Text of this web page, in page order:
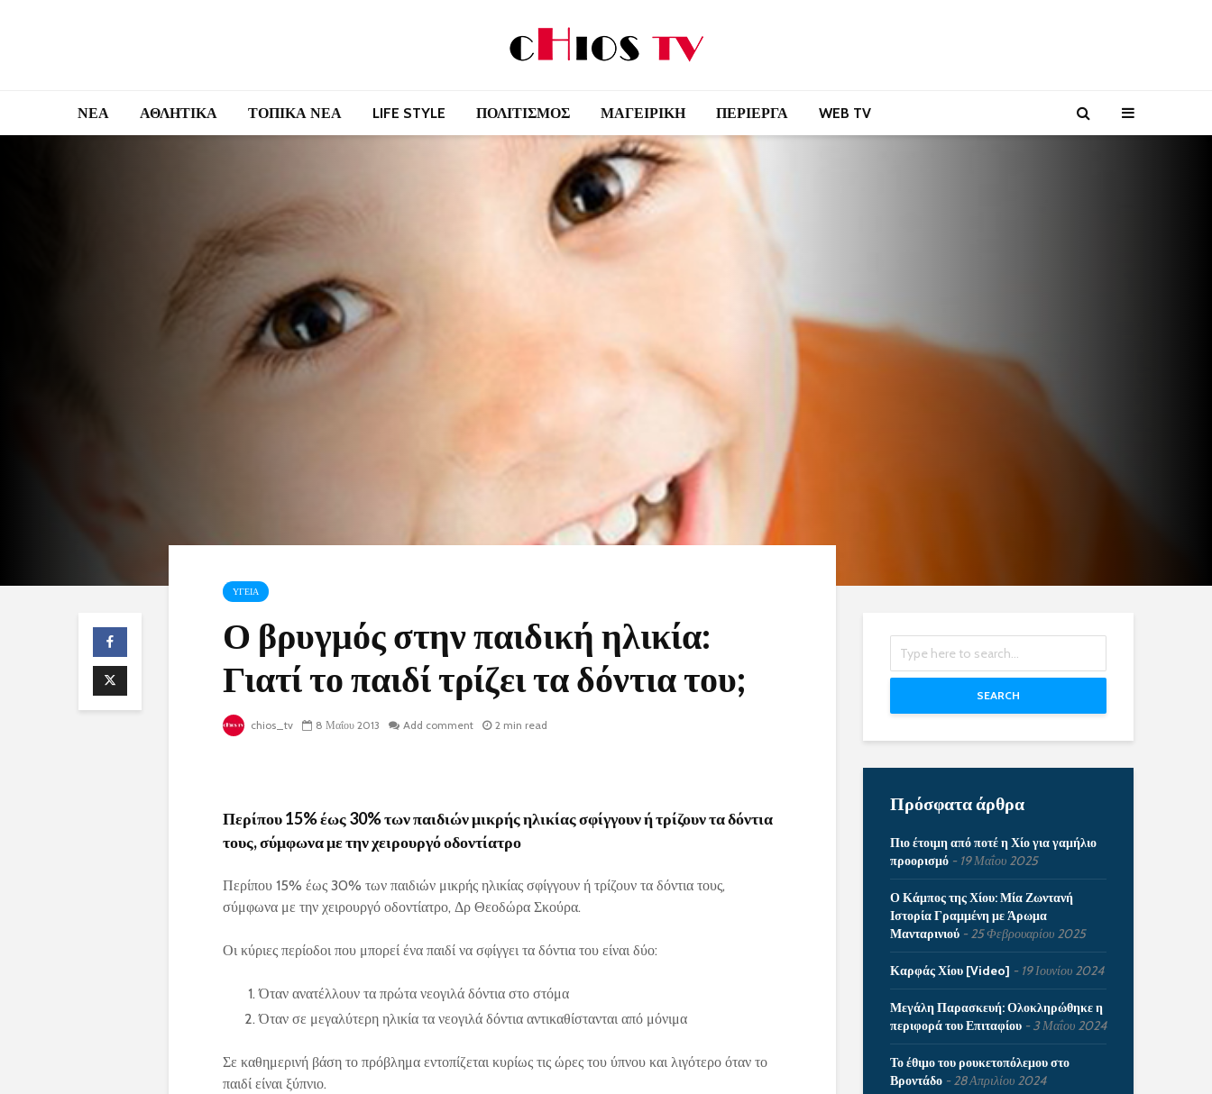
ΝΕΑ ΑΘΛΗΤΙΚΑ ΤΟΠΙΚΑ ΝΕΑ LIFE STYLE ΠΟΛΙΤΙΣΜΟΣ ΜΑΓΕΙΡΙΚΗ ΠΕΡΙΕΡΓΑ WEB TV
ΥΓΕΙΑ
Ο βρυγμός στην παιδική ηλικία:
Γιατί το παιδί τρίζει τα δόντια του;
chios_tv 8 Μαΐου 2013 Add comment 2 min read
Περίπου 15% έως 30% των παιδιών μικρής ηλικίας σφίγγουν ή τρίζουν τα δόντια
τους, σύμφωνα με την χειρουργό οδοντίατρο
Περίπου 15% έως 30% των παιδιών μικρής ηλικίας σφίγγουν ή τρίζουν τα δόντια τους,
σύμφωνα με την χειρουργό οδοντίατρο, Δρ Θεοδώρα Σκούρα.
Οι κύριες περίοδοι που μπορεί ένα παιδί να σφίγγει τα δόντια του είναι δύο:
Όταν ανατέλλουν τα πρώτα νεογιλά δόντια στο στόμα
Όταν σε μεγαλύτερη ηλικία τα νεογιλά δόντια αντικαθίστανται από μόνιμα
Σε καθημερινή βάση το πρόβλημα εντοπίζεται κυρίως τις ώρες του ύπνου και λιγότερο όταν το
παιδί είναι ξύπνιο.
SEARCH
Πρόσφατα άρθρα
Πιο έτοιμη από ποτέ η Χίο για γαμήλιο
προορισμό
19 Μαΐου 2025
Ο Κάμπος της Χίου: Μία Ζωντανή
Ιστορία Γραμμένη με Άρωμα
Μανταρινιού
25 Φεβρουαρίου 2025
Καρφάς Χίου [Video] 19 Ιουνίου 2024
Μεγάλη Παρασκευή: Ολοκληρώθηκε η
περιφορά του Επιταφίου
3 Μαΐου 2024
Το έθιμο του ρουκετοπόλεμου στο
Βροντάδο
28 Απριλίου 2024